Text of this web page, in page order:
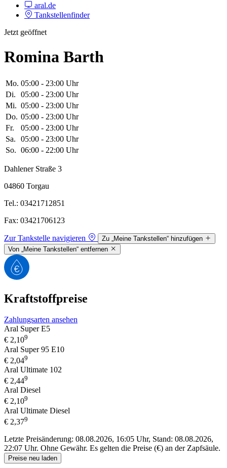
aral.de
Tankstellenfinder
Jetzt geöffnet
Romina Barth
Mo. 05:00 - 23:00 Uhr
Di.
05:00 - 23:00 Uhr
Mi. 05:00 - 23:00 Uhr
Do. 05:00 - 23:00 Uhr
Fr.
05:00 - 23:00 Uhr
Sa.
05:00 - 23:00 Uhr
So. 06:00 - 22:00 Uhr
Dahlener Straße 3
04860 Torgau
Tel.: 03421712851
Fax: 03421706123
Zur Tankstelle navigieren
Zu „Meine Tankstellen“ hinzufügen
Von „Meine Tankstellen“ entfernen
Kraftstoffpreise
Zahlungsarten ansehen
Aral Super E5
€ 2,109
Aral Super 95 E10
€ 2,049
Aral Ultimate 102
€ 2,449
Aral Diesel
€ 2,109
Aral Ultimate Diesel
€ 2,379
Letzte Preisänderung: 08.08.2026, 16:05 Uhr, Stand: 08.08.2026,
22:07 Uhr. Ohne Gewähr. Es gelten die Preise (€) an der Zapfsäule.
Preise neu laden